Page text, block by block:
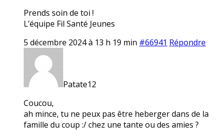
Prends soin de toi !
L’équipe Fil Santé Jeunes
5 décembre 2024 à 13 h 19 min #66941 Répondre
Patate12
Coucou,
ah mince, tu ne peux pas être heberger dans de la
famille du coup :/ chez une tante ou des amies ?